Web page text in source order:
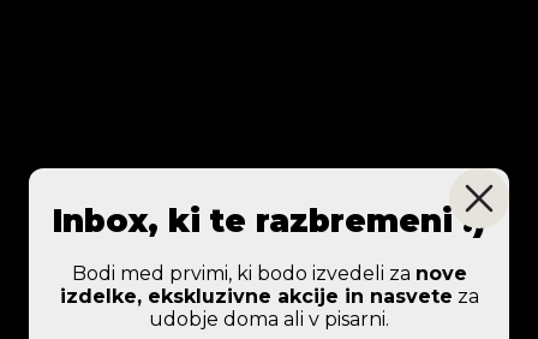
Inbox, ki te razbremeni :)
Bodi med prvimi, ki bodo izvedeli za nove
izdelke, ekskluzivne akcije in nasvete za
udobje doma ali v pisarni.